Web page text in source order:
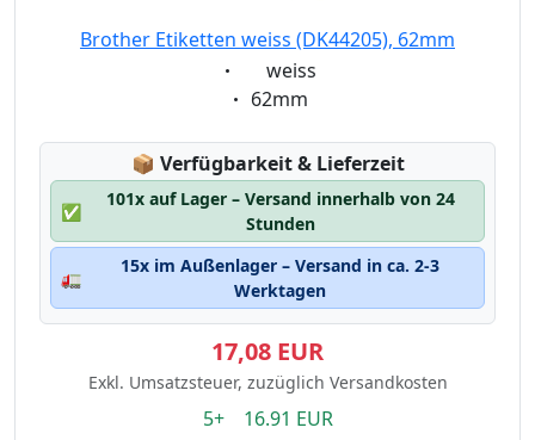
Brother Etiketten weiss (DK44205), 62mm
Eigenschaft:
weiss
Eigenschaft:
62mm
📦 Lagerstatus:
Verfügbarkeit & Lieferzeit
✅
101x auf Lager – Versand innerhalb von 24
Stunden
🚛
15x im Außenlager – Versand in ca. 2-3
Werktagen
17,08 EUR
Exkl. Umsatzsteuer, zuzüglich Versandkosten
5+ 16.91 EUR